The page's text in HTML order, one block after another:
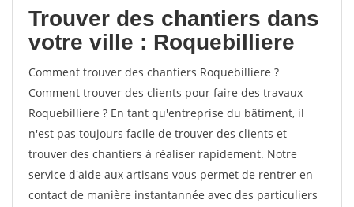
Trouver des chantiers dans
votre ville : Roquebilliere
Comment trouver des chantiers Roquebilliere ?
Comment trouver des clients pour faire des travaux
Roquebilliere ? En tant qu'entreprise du bâtiment, il
n'est pas toujours facile de trouver des clients et
trouver des chantiers à réaliser rapidement. Notre
service d'aide aux artisans vous permet de rentrer en
contact de manière instantannée avec des particuliers